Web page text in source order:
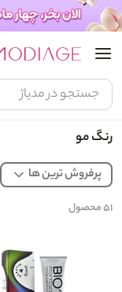
رنگ مو
پرفروش ترین ها
۵۱محصول